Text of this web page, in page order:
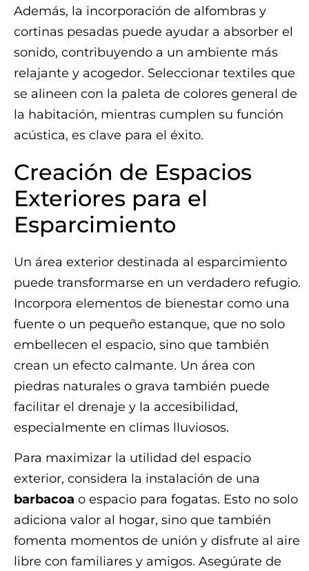
Además, la incorporación de alfombras y
cortinas pesadas puede ayudar a absorber el
sonido, contribuyendo a un ambiente más
relajante y acogedor. Seleccionar textiles que
se alineen con la paleta de colores general de
la habitación, mientras cumplen su función
acústica, es clave para el éxito.
Creación de Espacios
Exteriores para el
Esparcimiento
Un área exterior destinada al esparcimiento
puede transformarse en un verdadero refugio.
Incorpora elementos de bienestar como una
fuente o un pequeño estanque, que no solo
embellecen el espacio, sino que también
crean un efecto calmante. Un área con
piedras naturales o grava también puede
facilitar el drenaje y la accesibilidad,
especialmente en climas lluviosos.
Para maximizar la utilidad del espacio
exterior, considera la instalación de una
barbacoa o espacio para fogatas. Esto no solo
adiciona valor al hogar, sino que también
fomenta momentos de unión y disfrute al aire
libre con familiares y amigos. Asegúrate de